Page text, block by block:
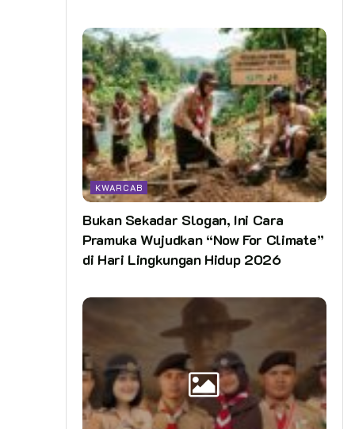
KWARCAB
Bukan Sekadar Slogan, Ini Cara
Pramuka Wujudkan “Now For Climate”
di Hari Lingkungan Hidup 2026